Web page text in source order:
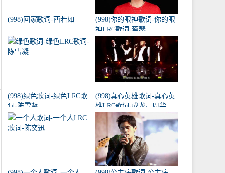
(998)回家歌词-西若如
(998)你的眼神歌词-你的眼
神LRC歌词-蔡琴
(998)绿色歌词-绿色LRC歌
词-陈雪凝
(998)真心英雄歌词-真心英
雄LRC歌词-成龙、周华
健、黄耀明、李宗盛